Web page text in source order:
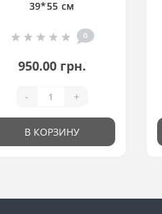
39*55 см
0
950.00 грн.
- +
В КОРЗИНУ